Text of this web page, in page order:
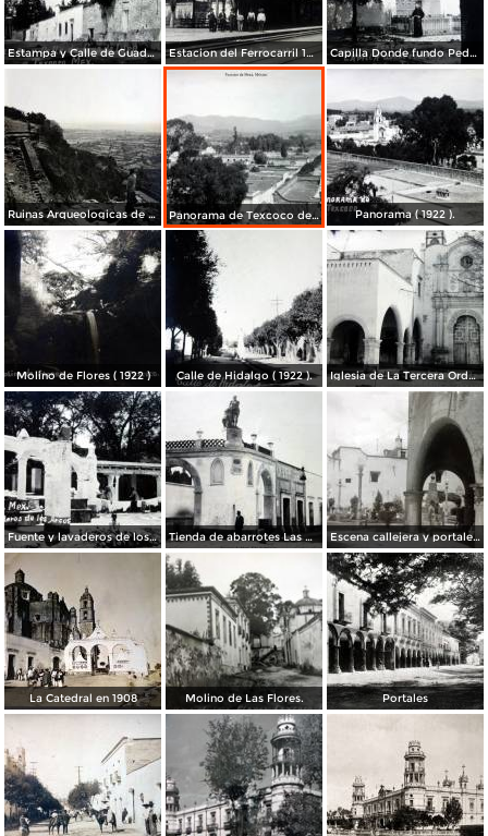
Estampa y Calle de Guadalupe 1922. Estacion del Ferrocarril 1922. Capilla Donde fundo Pedro de Gante la primera escuela del continente Americano en 1522
Ruinas Arqueologicas de Tetzotzinco Texcoco de Mora, México 1922. Panorama de Texcoco de Mora,Edo de México 1922. Panorama ( 1922 ).
Molino de Flores ( 1922 ) Calle de Hidalgo ( 1922 ). Iglesia de La Tercera Orden. ( 1922 )
Fuente y lavaderos de los Arcos. Tienda de abarrotes Las Princesas Texcoco de Mora, Edo de México Escena callejera y portales.
La Catedral en 1908 Molino de Las Flores. Portales